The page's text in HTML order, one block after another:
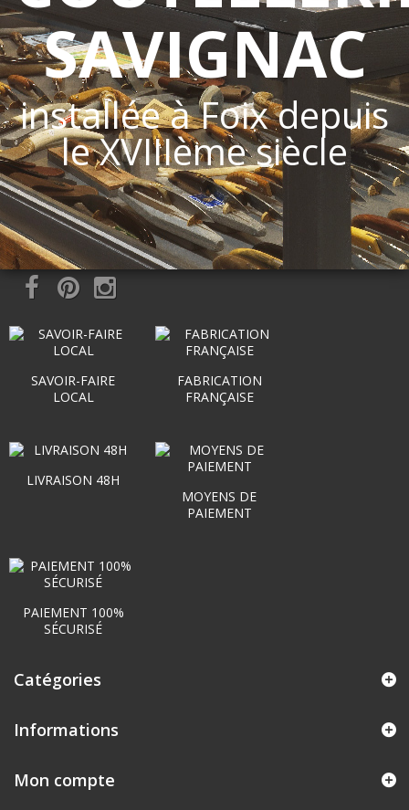
SAVIGNAC
installée à Foix depuis
le XVIIIème siècle
SAVOIR-FAIRE
LOCAL
FABRICATION
FRANÇAISE
LIVRAISON 48H
MOYENS DE
PAIEMENT
PAIEMENT 100%
SÉCURISÉ
Catégories
Informations
Mon compte